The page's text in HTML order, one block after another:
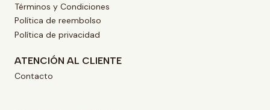
Términos y Condiciones
Política de reembolso
Política de privacidad
ATENCIÓN AL CLIENTE
Contacto